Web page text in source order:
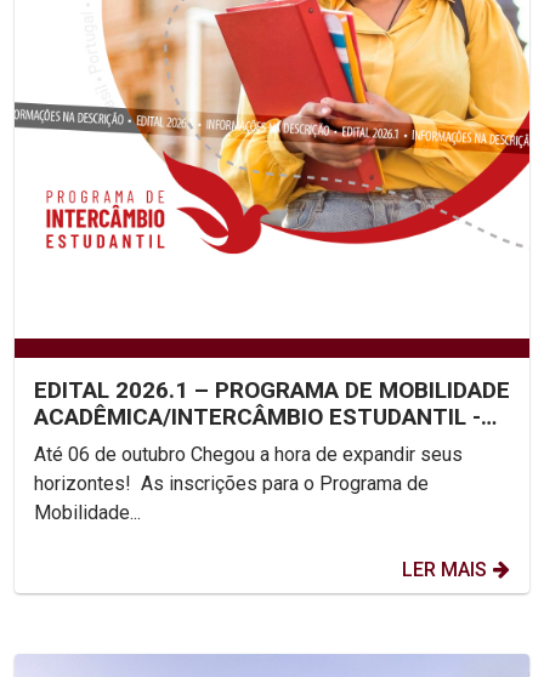
EDITAL 2026.1 – PROGRAMA DE MOBILIDADE
ACADÊMICA/INTERCÂMBIO ESTUDANTIL -
UNICAP
Até 06 de outubro Chegou a hora de expandir seus
horizontes! As inscrições para o Programa de
Mobilidade...
LER MAIS